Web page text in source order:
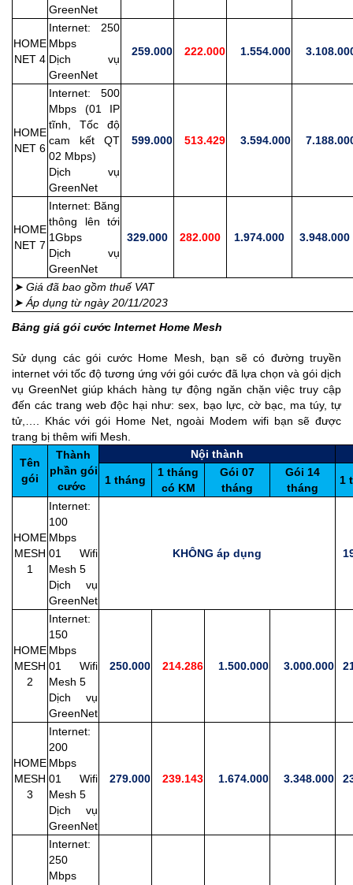
GreenNet
HOME
NET 4
Internet: 250
Mbps
Dịch vụ
GreenNet
259.000 222.000 1.554.000
HOME
NET 6
Internet: 500
Mbps (01 IP
tĩnh, Tốc độ
cam kết QT
02 Mbps)
Dịch vụ
GreenNet
599.000 513.429 3.594.000
HOME
NET 7
Internet: Băng
thông lên tới
1Gbps
Dịch vụ
GreenNet
329.000 282.000 1.974.000 3.948.000
➤ Giá đã bao gồm thuế VAT
➤ Áp dụng từ ngày 20/11/2023
Bảng giá gói cước Internet Home Mesh
Sử dụng các gói cước Home Mesh, bạn sẽ có đường truyền
internet với tốc độ tương ứng với gói cước đã lựa chọn và gói dịch
vụ GreenNet giúp khách hàng tự động ngăn chặn việc truy cập
đến các trang web độc hại như: sex, bạo lực, cờ bạc, ma túy, tự
tử,…. Khác với gói Home Net, ngoài Modem wifi bạn sẽ được
trang bị thêm wifi Mesh.
Tên
gói
Thành
phần gói
cước
Nội thành
1 tháng
1 tháng
có KM
Gói 07
tháng
Gói 14
tháng
1
HOME
MESH
1
Internet:
100
Mbps
01 Wifi
Mesh 5
Dịch vụ
GreenNet
KHÔNG áp dụng
HOME
MESH
2
Internet:
150
Mbps
01 Wifi
Mesh 5
Dịch vụ
GreenNet
250.000 214.286 1.500.000 3.000.000
HOME
MESH
3
Internet:
200
Mbps
01 Wifi
Mesh 5
Dịch vụ
GreenNet
279.000 239.143 1.674.000 3.348.000
Internet:
250
Mbps